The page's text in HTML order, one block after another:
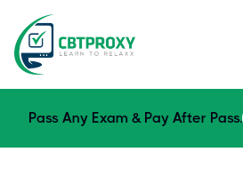
Pass Any Exam & Pay After Pass.